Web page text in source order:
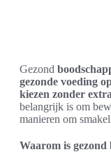
Gezond
gezonde voeding
kiezen zonder
belangrijk is om
manieren om
Waarom is